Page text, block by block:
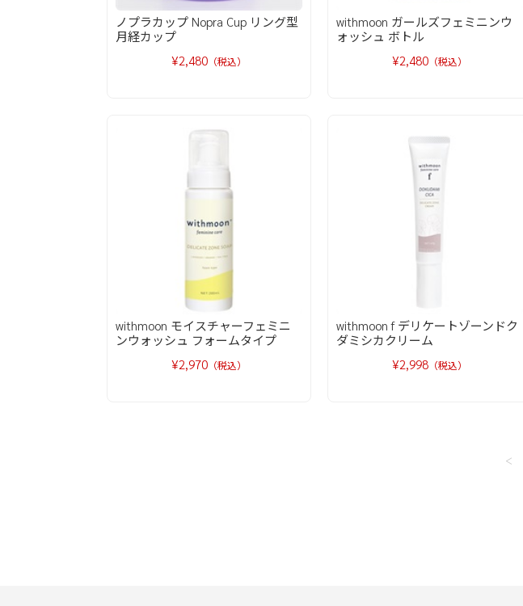
ノプラカップ Nopra Cup リング型
月経カップ
¥2,480 （税込）
withmoon ガールズフェミニンウ
ォッシュ ボトル
¥2,480 （税込）
withmoon モイスチャーフェミニ
ンウォッシュ フォームタイプ
¥2,970 （税込）
withmoon f デリケートゾーンドク
ダミシカクリーム
¥2,998 （税込）
<